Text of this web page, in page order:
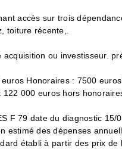
accès sur trois
toiture récente,.
acquisition ou investisseur.
Honoraires : 7500
122 000 euros hors
F 79 date du diagnostic 15/
estimé des dépenses
établi à partir des prix de